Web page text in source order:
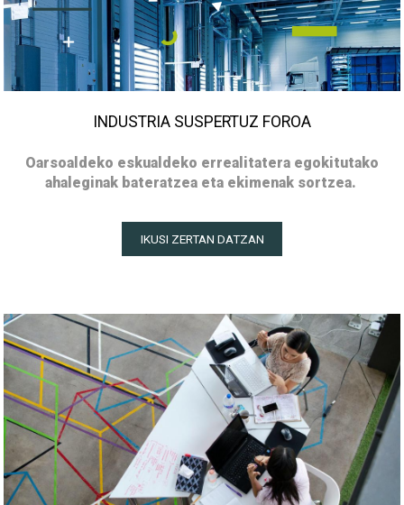
INDUSTRIA SUSPERTUZ FOROA
Oarsoaldeko eskualdeko errealitatera egokitutako
ahaleginak bateratzea eta ekimenak sortzea.
IKUSI ZERTAN DATZAN